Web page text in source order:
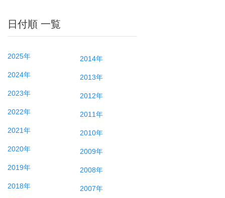
日付順 一覧
2025年
2024年
2023年
2022年
2021年
2020年
2019年
2018年
2014年
2013年
2012年
2011年
2010年
2009年
2008年
2007年